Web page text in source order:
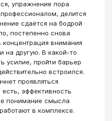
упражнение пора
делится
сдаётся на бодрой
постепенно снова
концентрация внимания
на другую. В какой-то
усилие, пройти барьер
встроился.
проявляться
есть, эффективность
понимание смысла
в комплексе.